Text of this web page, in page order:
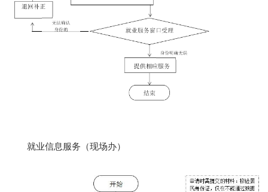
就业信息服务（现场办）